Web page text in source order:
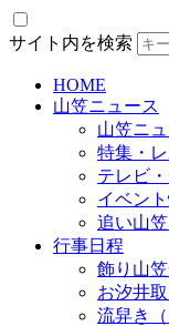
サイト内を検索
HOME
山笠ニュース
山笠ニ
特集・
テレビ
イベン
追い山
行事日程
飾り山笠
お汐井取
流舁き（